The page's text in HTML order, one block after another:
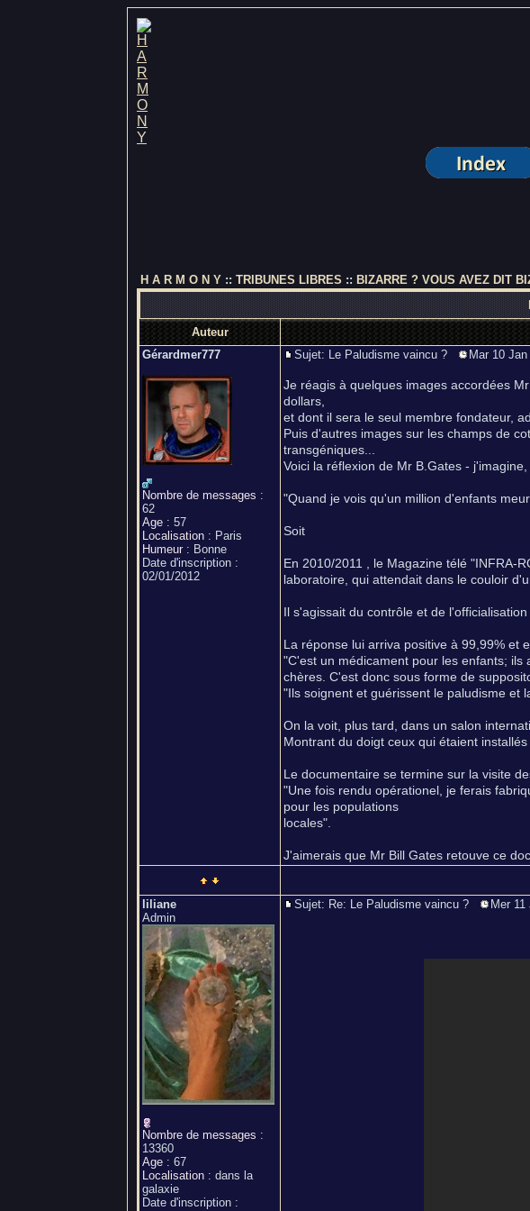
H A R M O N Y :: TRIBUNES LIBRES :: BIZARRE ? VOUS AVEZ DIT
Auteur
Gérardmer777
Nombre de messages :
62
Age : 57
Localisation : Paris
Humeur : Bonne
Date d'inscription :
02/01/2012
Sujet: Le Paludisme vaincu ? Mar 10
Je réagis à quelques images accordées
dollars,
et dont il sera le seul membre fondateur,
Puis d'autres images sur les champs de
transgéniques...
Voici la réflexion de Mr B.Gates -
"Quand je vois qu'un million d'enfants
Soit
En 2010/2011 , le Magazine télé "INFRA-
laboratoire, qui attendait dans le couloir
Il s'agissait du contrôle et de
La réponse lui arriva positive à 99,99% et
"C'est un médicament pour les enfants;
chères. C'est donc sous forme de
"Ils soignent et guérissent le paludisme et
On la voit, plus tard, dans un salon
Montrant du doigt ceux qui étaient
Le documentaire se termine sur la visite
"Une fois rendu opérationel, je ferais
pour les populations
locales".
J'aimerais que Mr Bill Gates retouve ce
liliane
Admin
Nombre de messages :
13360
Age : 67
Localisation : dans la
galaxie
Date d'inscription :
Sujet: Re: Le Paludisme vaincu ? Mer